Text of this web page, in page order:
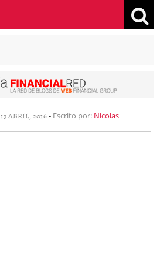
13 ABRIL, 2016- Escrito por: Nicolas